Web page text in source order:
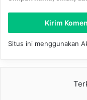
Situs ini menggunakan